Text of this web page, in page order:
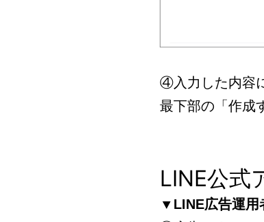
④入力した内容
最下部の「作成
LINE公式
▼LINE広告運用